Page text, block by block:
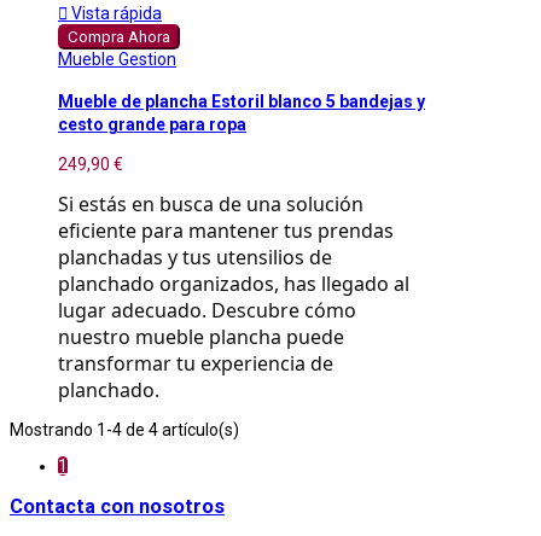
 Vista rápida
Compra Ahora
Mueble Gestion
Mueble de plancha Estoril blanco 5 bandejas y
cesto grande para ropa
249,90 €
Si estás en busca de una solución
eficiente para mantener tus prendas
planchadas y tus utensilios de
planchado organizados, has llegado al
lugar adecuado. Descubre cómo
nuestro mueble plancha puede
transformar tu experiencia de
planchado.
Mostrando 1-4 de 4 artículo(s)
1
Contacta con nosotros